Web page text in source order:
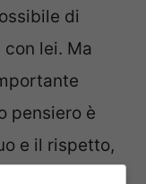
di
lei. Ma
pensiero è
e il rispetto,